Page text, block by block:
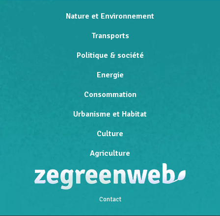
Nature et Environnement
Transports
Politique & société
Energie
Consommation
Urbanisme et Habitat
Culture
Agriculture
Contact